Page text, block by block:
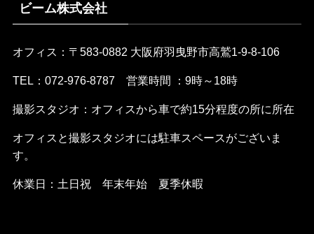
ビーム株式会社
オフィス：〒583-0882 大阪府羽曳野市高鷲1-9-8-106
TEL：072-976-8787 営業時間 ：9時～18時
撮影スタジオ：オフィスから車で約15分程度の所に所在
オフィスと撮影スタジオには駐車スペースがございま
す。
休業日：土日祝 年末年始 夏季休暇